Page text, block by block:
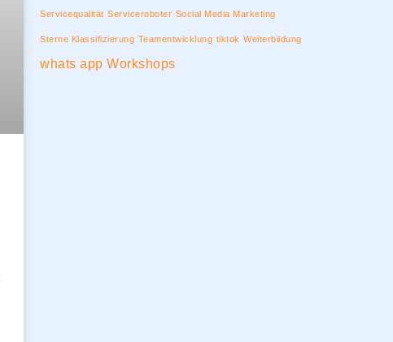
Servicequalität Serviceroboter Social Media Marketing
Sterne Klassifizierung Teamentwicklung tiktok Weiterbildung
whats app Workshops